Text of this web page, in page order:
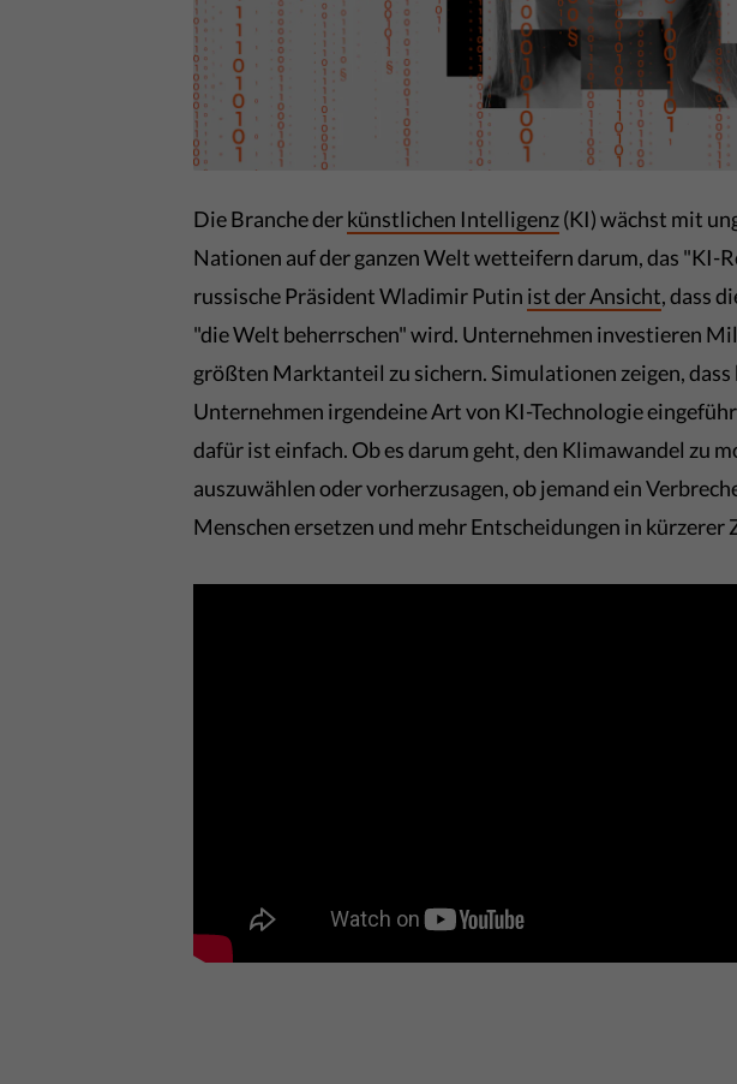
Die Branche derkünstlichen Intelligenz(KI) wächst mit
Nationen auf der ganzen Welt wetteifern darum, das "KI-
russische Präsident Wladimir Putin ist der Ansicht, dass
"die Welt beherrschen" wird. Unternehmen investieren
größten Marktanteil zu sichern. Simulationen zeigen,
Unternehmen irgendeine Art von KI-Technologie
dafür ist einfach. Ob es darum geht, den Klimawandel zu
auszuwählen oder vorherzusagen, ob jemand ein
Menschen ersetzen und mehr Entscheidungen in